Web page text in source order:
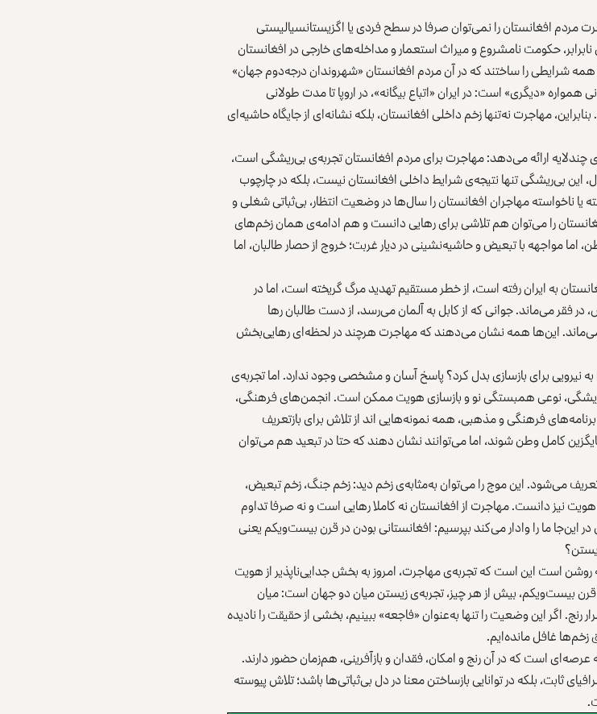
مردم افغانستان را نمی‌توان صرفا در سطح فردی یا اگزیستانسیالیستی
حکومت نامشروع و میراث استعمار و مداخله‌های خارجی در افغانستان
شرایطی را ساختند که در آن مردم افغانستان «شهروندان درجه‌دوم جهان»
«دیگری» است: در ایران «اتباع بیگانه»، در اروپا تا مدت طولانی
مهاجرت نه‌تنها زخم داخلی افغانستان، بلکه نشانه‌ای از جایگاه حاشیه‌ای
چندلایه ارائه می‌دهد: مهاجرت برای مردم افغانستان تجربه‌ی بی‌ریشگی است،
این بی‌ریشگی تنها نتیجه‌ی شرایط داخلی افغانستان نیست، بلکه در چارچوب
یا ناخواسته مهاجران افغانستان را سال‌ها در وضعیت انتظار، بی‌ثباتی شغلی و
را می‌توان هم تلاشی برای رهایی دانست و هم ادامه‌ی همان زخم‌های
مواجهه با تبعیض و حاشیه‌نشینی در دیار غربت؛ خروج از حصار طالبان، اما
به ایران رفته است، از خطر مستقیم تهدید مرگ گریخته است، اما در
فقر می‌ماند. جوانی که از کابل به آلمان می‌رسد، از دست طالبان رها
این‌ها همه نشان می‌دهند که مهاجرت هرچند در لحظه‌ای رهایی‌بخش
برای بازسازی بدل کرد؟ پاسخ آسان و مشخصی وجود ندارد. اما تجربه‌ی
نوعی همبستگی نو و بازسازی هویت ممکن است. انجمن‌های فرهنگی،
فرهنگی و مذهبی، همه نمونه‌هایی‌ اند از تلاش برای بازتعریف
کامل وطن شوند، اما می‌توانند نشان دهند که حتا در تبعید هم می‌توان
می‌شود. این موج را می‌توان به‌مثابه‌ی زخم دید: زخم جنگ، زخم تبعیض،
هویت نیز دانست. مهاجرت از افغانستان نه کاملا رهایی است و نه صرفا تداوم
این‌جا ما را وادار می‌کند بپرسیم: افغانستانی بودن در قرن بیست‌ویکم یعنی
است این است که تجربه‌ی مهاجرت، امروز به بخش جدایی‌ناپذیر از هویت
بیست‌ویکم، بیش از هر چیز، تجربه‌ی زیستن میان دو جهان است: میان
اگر این وضعیت را تنها به‌عنوان «فاجعه» ببینیم، بخشی از حقیقت را نادیده
زخم‌ها غافل مانده‌ایم.
عرصه‌ای است که در آن رنج و امکان، فقدان و بازآفرینی، هم‌زمان حضور دارند.
ثابت، بلکه در توانایی بازساختن معنا در دل بی‌ثباتی‌ها باشد؛ تلاش پیوسته